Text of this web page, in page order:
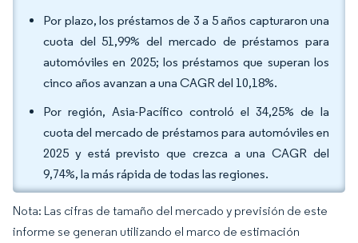
Por plazo, los préstamos de 3 a 5 años capturaron una
cuota del 51,99% del mercado de préstamos para
automóviles en 2025; los préstamos que superan los
cinco años avanzan a una CAGR del 10,18%.
Por región, Asia-Pacífico controló el 34,25% de la
cuota del mercado de préstamos para automóviles en
2025 y está previsto que crezca a una CAGR del
9,74%, la más rápida de todas las regiones.
Nota: Las cifras de tamaño del mercado y previsión de este
informe se generan utilizando el marco de estimación